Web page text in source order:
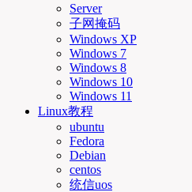
Server
子网掩码
Windows XP
Windows 7
Windows 8
Windows 10
Windows 11
Linux教程
ubuntu
Fedora
Debian
centos
统信uos